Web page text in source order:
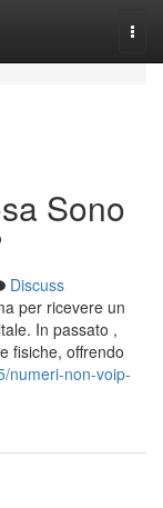
Sono
Discuss
per ricevere un
In passato ,
fisiche, offrendo
numeri-non-voip-